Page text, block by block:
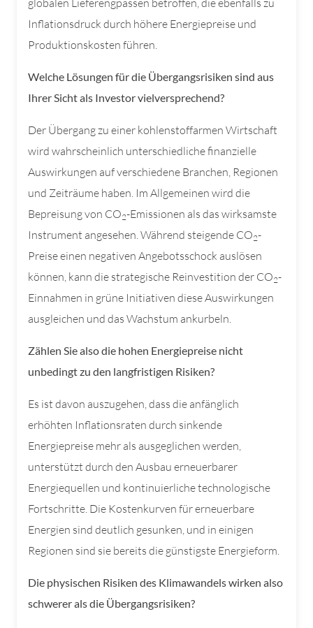
globalen Lieferengpässen betroffen, die ebenfalls zu
Inflationsdruck durch höhere Energiepreise und
Produktionskosten führen.
Welche Lösungen für die Übergangsrisiken sind aus
Ihrer Sicht als Investor vielversprechend?
Der Übergang zu einer kohlenstoffarmen Wirtschaft
wird wahrscheinlich unterschiedliche finanzielle
Auswirkungen auf verschiedene Branchen, Regionen
und Zeiträume haben. Im Allgemeinen wird die
Bepreisung von CO2-Emissionen als das wirksamste
Instrument angesehen. Während steigende CO2-
Preise einen negativen Angebotsschock auslösen
können, kann die strategische Reinvestition der CO2-
Einnahmen in grüne Initiativen diese Auswirkungen
ausgleichen und das Wachstum ankurbeln.
Zählen Sie also die hohen Energiepreise nicht
unbedingt zu den langfristigen Risiken?
Es ist davon auszugehen, dass die anfänglich
erhöhten Inflationsraten durch sinkende
Energiepreise mehr als ausgeglichen werden,
unterstützt durch den Ausbau erneuerbarer
Energiequellen und kontinuierliche technologische
Fortschritte. Die Kostenkurven für erneuerbare
Energien sind deutlich gesunken, und in einigen
Regionen sind sie bereits die günstigste Energieform.
Die physischen Risiken des Klimawandels wirken also
schwerer als die Übergangsrisiken?